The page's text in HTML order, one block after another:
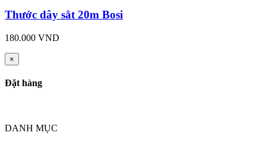
Thước dây sắt 20m Bosi
180.000 VND
×
Đặt hàng
DANH MỤC